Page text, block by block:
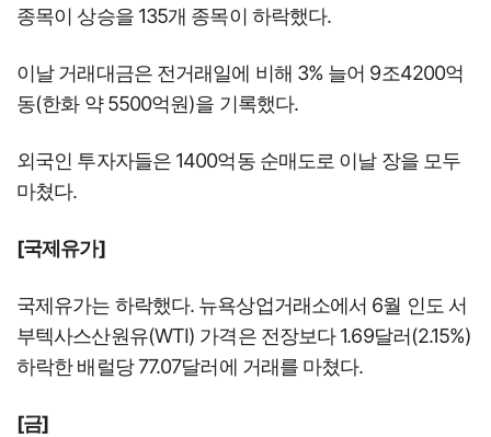
종목이 상승을 135개 종목이 하락했다.
이날 거래대금은 전거래일에 비해 3% 늘어 9조4200억
동(한화 약 5500억원)을 기록했다.
외국인 투자자들은 1400억동 순매도로 이날 장을 모두
마쳤다.
[국제유가]
국제유가는 하락했다. 뉴욕상업거래소에서 6월 인도 서
부텍사스산원유(WTI) 가격은 전장보다 1.69달러(2.15%)
하락한 배럴당 77.07달러에 거래를 마쳤다.
[금]